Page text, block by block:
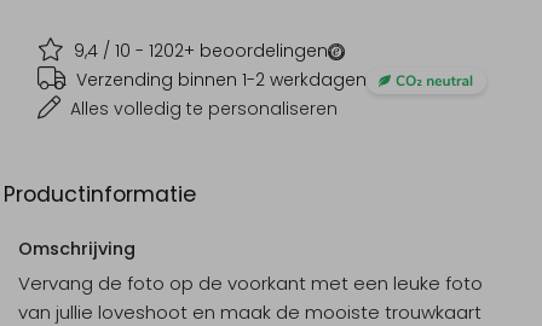
9,4 / 10 - 1202+ beoordelingen
Verzending binnen 1-2 werkdagen
Alles volledig te personaliseren
Productinformatie
Omschrijving
Vervang de foto op de voorkant met een leuke foto
van jullie loveshoot en maak de mooiste trouwkaart